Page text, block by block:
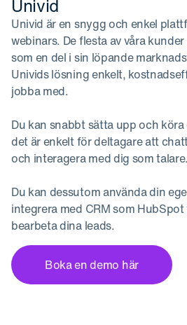
Univid
Univid är en snygg och enkel
webinars. De flesta av våra
som en del i sin löpande
Univids lösning enkelt,
jobba med.
Du kan snabbt sätta upp och
det är enkelt för deltagare att
och interagera med dig som talare.
Du kan dessutom använda din
integrera med CRM som
bearbeta dina leads.
Boka en demo här